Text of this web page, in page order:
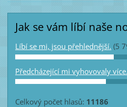
Jak se vám líbí naše
Líbí se mi, jsou přehlednější. (5
Předcházející mi vyhovovaly více.
Celkový počet hlasů: 11186